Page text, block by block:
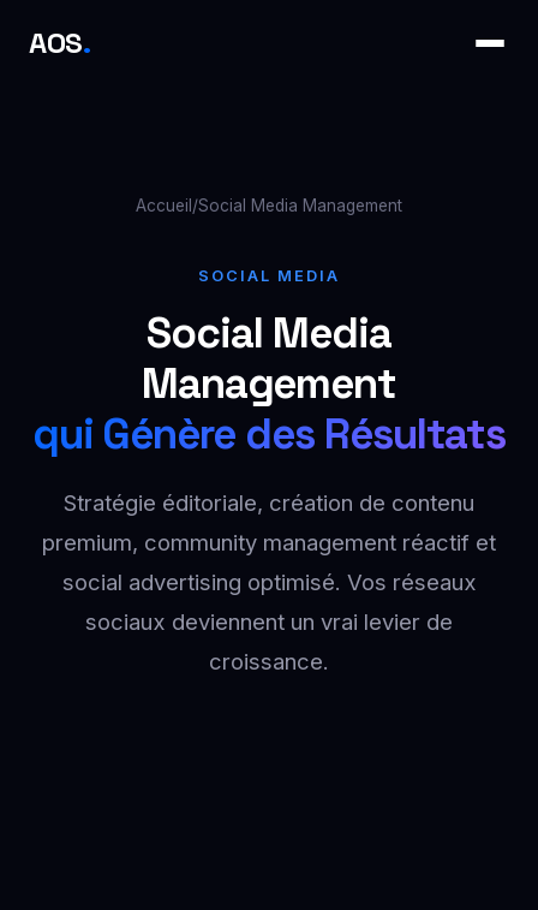
AOS.
Accueil /Social Media Management
SOCIAL MEDIA
Social Media
Management
qui Génère des Résultats
Stratégie éditoriale, création de contenu
premium, community management réactif et
social advertising optimisé. Vos réseaux
sociaux deviennent un vrai levier de
croissance.